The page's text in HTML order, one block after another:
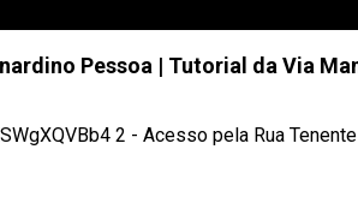
Pessoa | Tutorial da Via
2 - Acesso pela Rua